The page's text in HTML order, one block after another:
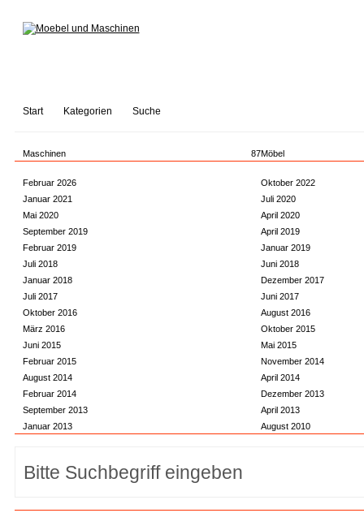
Start Kategorien Suche
Maschinen 87Möbel
Februar 2026
Oktober 2022
Januar 2021
Juli 2020
Mai 2020
April 2020
September 2019
April 2019
Februar 2019
Januar 2019
Juli 2018
Juni 2018
Januar 2018
Dezember 2017
Juli 2017
Juni 2017
Oktober 2016
August 2016
März 2016
Oktober 2015
Juni 2015
Mai 2015
Februar 2015
November 2014
August 2014
April 2014
Februar 2014
Dezember 2013
September 2013
April 2013
Januar 2013
August 2010